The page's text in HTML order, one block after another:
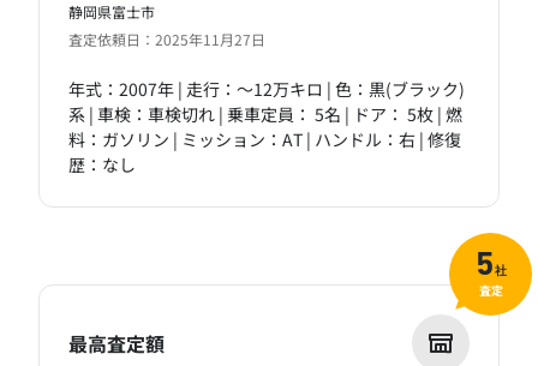
静岡県富士市
査定依頼日：2025年11月27日
年式：2007年 | 走行：～12万キロ | 色：黒(ブラック)
系 | 車検：車検切れ | 乗車定員： 5名 | ドア： 5枚 | 燃
料：ガソリン | ミッション：AT | ハンドル：右 | 修復
歴：なし
最高査定額
5社
査定